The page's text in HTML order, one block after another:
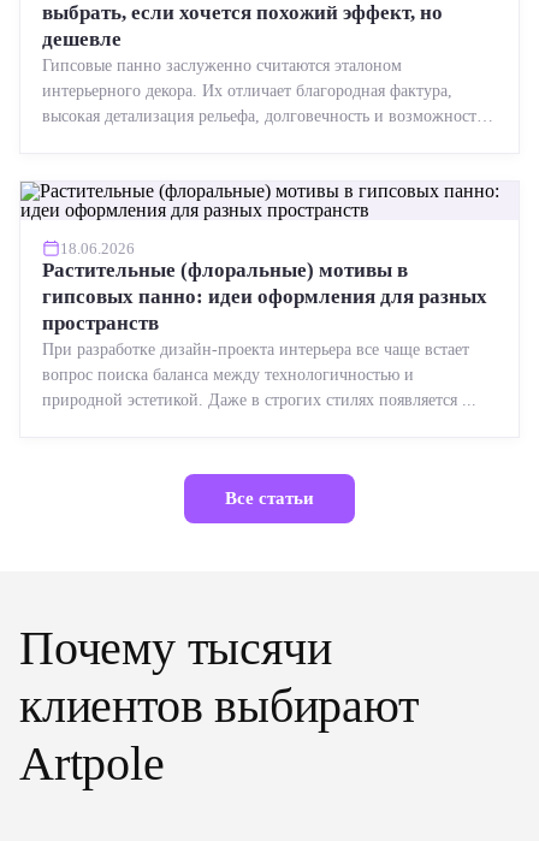
выбрать, если хочется похожий эффект, но
дешевле
Гипсовые панно заслуженно считаются эталоном
интерьерного декора. Их отличает благородная фактура,
высокая детализация рельефа, долговечность и возможность
18.06.2026
Растительные (флоральные) мотивы в
гипсовых панно: идеи оформления для разных
пространств
При разработке дизайн-проекта интерьера все чаще встает
вопрос поиска баланса между технологичностью и
природной эстетикой. Даже в строгих стилях появляется ...
Все статьи
Почему тысячи
клиентов выбирают
Artpole